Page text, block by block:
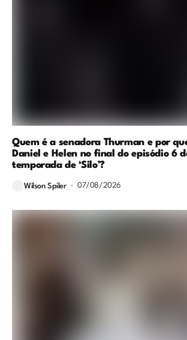
Quem é a senadora Thurman e por
Daniel e Helen no final do episódio 6
temporada de ‘Silo’?
Wilson Spiler 07/08/2026